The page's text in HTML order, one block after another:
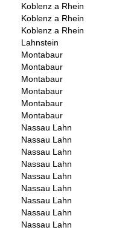
Koblenz a Rhein
Koblenz a Rhein
Koblenz a Rhein
Lahnstein
Montabaur
Montabaur
Montabaur
Montabaur
Montabaur
Montabaur
Nassau Lahn
Nassau Lahn
Nassau Lahn
Nassau Lahn
Nassau Lahn
Nassau Lahn
Nassau Lahn
Nassau Lahn
Nassau Lahn